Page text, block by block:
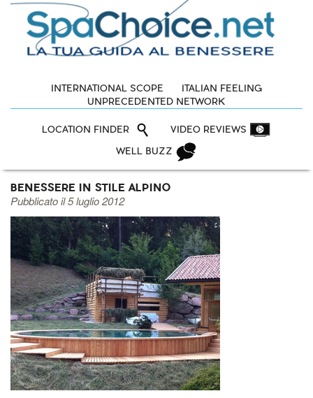
INTERNATIONAL SCOPE
ITALIAN FEELING
UNPRECEDENTED NETWORK
LOCATION FINDER VIDEO REVIEWS
WELL BUZZ
BENESSERE IN STILE ALPINO
Pubblicato il 5 luglio 2012